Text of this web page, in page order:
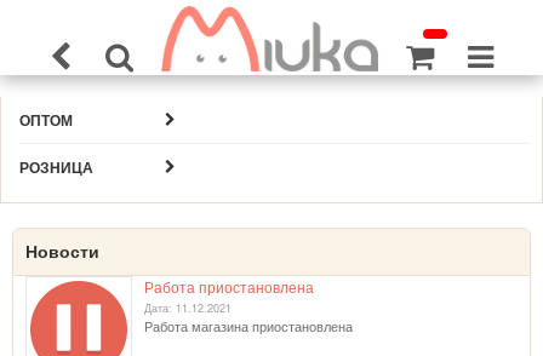
ОПТОМ
РОЗНИЦА
Новости
Работа приостановлена
Дата: 11.12.2021
Работа магазина приостановлена